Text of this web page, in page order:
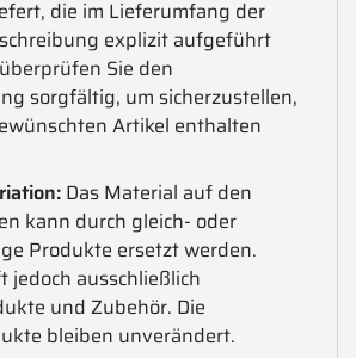
die im Lieferumfang der
explizit aufgeführt
Sie den
sorgfältig, um sicherzustellen,
Artikel enthalten
Das Material auf den
kann durch gleich- oder
Produkte ersetzt werden.
jedoch ausschließlich
und Zubehör. Die
bleiben unverändert.